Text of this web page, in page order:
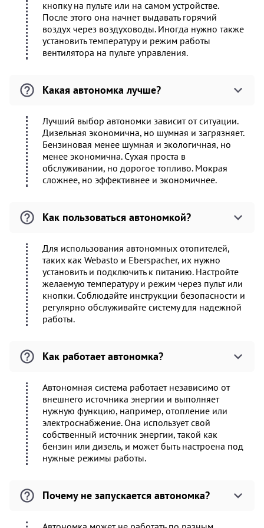
кнопку на пульте или на самом устройстве.
После этого она начнет выдавать горячий
воздух через воздуховоды. Иногда нужно также
установить температуру и режим работы
вентилятора на пульте управления.
Какая автономка лучше?
Лучший выбор автономки зависит от ситуации.
Дизельная экономична, но шумная и загрязняет.
Бензиновая менее шумная и экологичная, но
менее экономична. Сухая проста в
обслуживании, но дорогое топливо. Мокрая
сложнее, но эффективнее и экономичнее.
Как пользоваться автономкой?
Для использования автономных отопителей,
таких как Webasto и Eberspacher, их нужно
установить и подключить к питанию. Настройте
желаемую температуру и режим через пульт или
кнопки. Соблюдайте инструкции безопасности и
регулярно обслуживайте систему для надежной
работы.
Как работает автономка?
Автономная система работает независимо от
внешнего источника энергии и выполняет
нужную функцию, например, отопление или
электроснабжение. Она использует свой
собственный источник энергии, такой как
бензин или дизель, и может быть настроена под
нужные режимы работы.
Почему не запускается автономка?